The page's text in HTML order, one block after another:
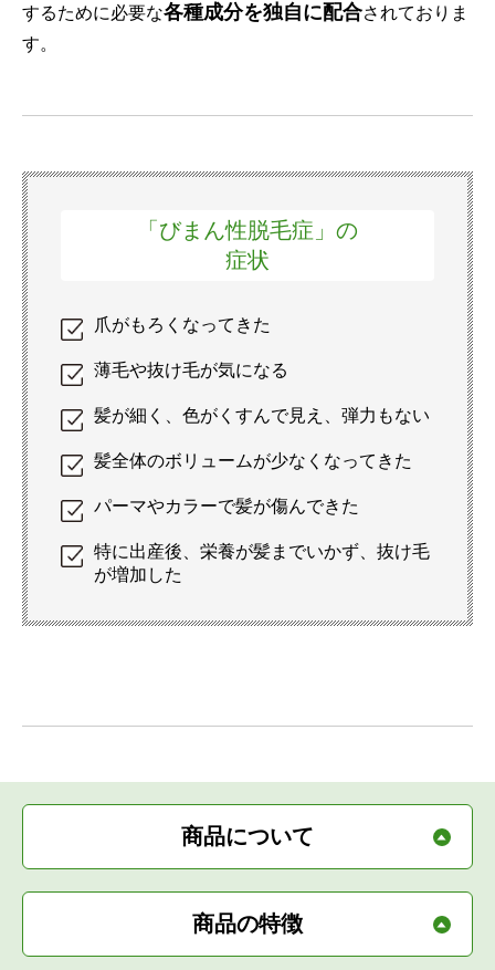
するために必要な各種成分を独自に配合されておりま
す。
「びまん性脱毛症」の
症状
爪がもろくなってきた
薄毛や抜け毛が気になる
髪が細く、色がくすんで見え、弾力もない
髪全体のボリュームが少なくなってきた
パーマやカラーで髪が傷んできた
特に出産後、栄養が髪までいかず、抜け毛
が増加した
商品について
商品の特徴